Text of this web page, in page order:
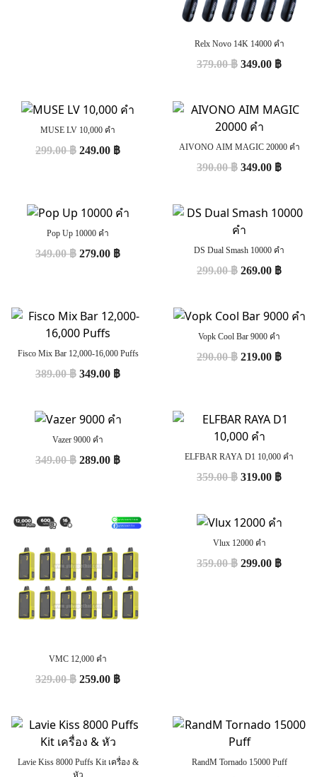
Relx Novo 14K 14000 คำ
379.00฿ 349.00 ฿
MUSE LV 10,000 คำ
299.00฿ 249.00 ฿ AIVONO AIM MAGIC 20000 คำ
390.00฿ 349.00 ฿
Pop Up 10000 คำ
349.00฿ 279.00 ฿ DS Dual Smash 10000 คำ
299.00฿ 269.00 ฿
Fisco Mix Bar 12,000-16,000 Puffs
389.00฿ 349.00 ฿
Vopk Cool Bar 9000 คำ
290.00฿ 219.00 ฿
Vazer 9000 คำ
349.00฿ 289.00 ฿ ELFBAR RAYA D1 10,000 คำ
359.00฿ 319.00 ฿
VMC 12,000 คำ
329.00฿ 259.00 ฿
Vlux 12000 คำ
359.00฿ 299.00 ฿
Lavie Kiss 8000 Puffs Kit เครื่อง &
หัว
RandM Tornado 15000 Puff